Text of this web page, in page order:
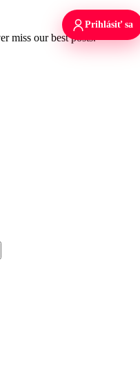
miss our best posts.
Prihlásiť sa